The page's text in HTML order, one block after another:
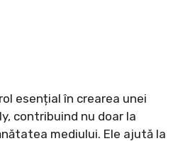
esențial în crearea unei
contribuind nu doar la
mediului. Ele ajută la